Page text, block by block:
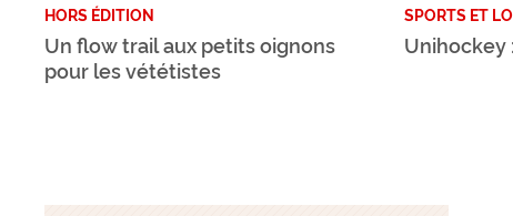
HORS ÉDITION
Un flow trail aux petits oignons
pour les vététistes
SPORTS ET
Unihockey